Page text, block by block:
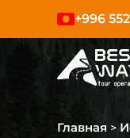
+996
Главная >